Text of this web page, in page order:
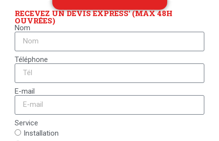
RECEVEZ UN DEVIS EXPRESS' (MAX 48H
OUVRÉES)
Nom
Téléphone
E-mail
Service
Installation